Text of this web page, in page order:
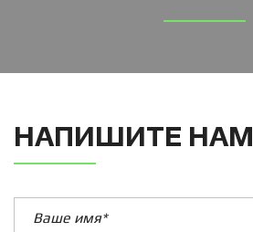
НАПИШИТЕ НАМ